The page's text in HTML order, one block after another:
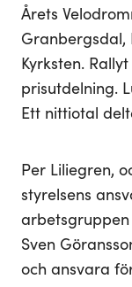
Årets
Granbergsdal,
Kyrksten.
prisutdelning.
Ett nittiotal
Per Liliegren,
styrelsens
Sven
och ansvara